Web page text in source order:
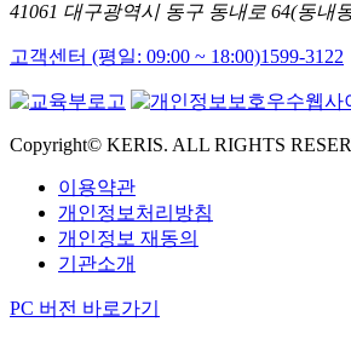
41061 대구광역시 동구 동내로 64(동내
고객센터 (평일: 09:00 ~ 18:00)1599-3122
Copyright© KERIS. ALL RIGHTS
이용약관
개인정보처리방침
개인정보 재동의
기관소개
PC 버전 바로가기